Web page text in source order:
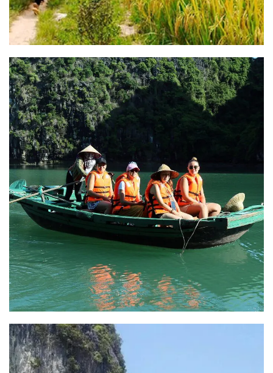
Séjour balnéaire sur l’île de
Cat Ba
Résumé du circuit : Séjour balnéaire sur l’île de Cat Ba
DESTINATION : Hanoi- Hai Phong- Cat Ba - baie de [...]
READ MORE